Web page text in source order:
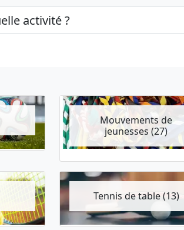
Mouvements de
jeunesses (27)
Tennis de table (13)